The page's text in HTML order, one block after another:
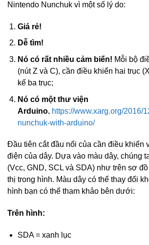
Nintendo Nunchuk vì một số lý do:
Giá rẻ!
Dễ tìm!
Nó có rất nhiều cảm biến! Mỗi bộ
(nút Z và C), cần điều khiển hai trục
kế ba trục;
Nó có một thư viện
Arduino. https://www.xarg.org/2016/
nunchuk-with-arduino/
Đầu tiên cắt đầu nối của cần điều khiển
điện của dây. Dựa vào màu dây, chúng
(Vcc, GND, SCL và SDA) như trên sơ
thị trong hình. Màu dây có thể thay đổi
hình bạn có thể tham khảo bên dưới:
Trên hình:
SDA = xanh lục